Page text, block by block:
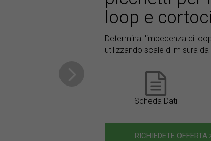
loop e
Determina l'impedenza di
utilizzando scale di misura
Scheda Dati
RICHIEDETE OFFERTA